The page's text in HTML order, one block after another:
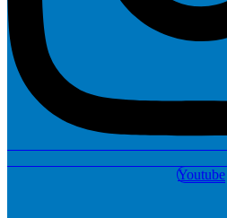
Youtube